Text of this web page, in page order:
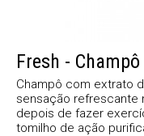
Fresh -
Champô com extrato
sensação refrescante
depois de fazer
tomilho de ação